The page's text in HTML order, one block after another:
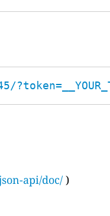
api/doc/ )